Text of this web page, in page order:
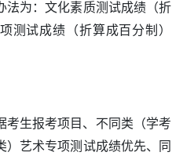
法为：文化素质测试成绩（折
测试成绩 （折算成百分制）
生报考项目、 不同类（学考
）艺术专项测试成绩优先、
同